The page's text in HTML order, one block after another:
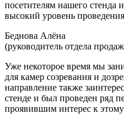
посетителям нашего стенда
высокий уровень
Беднова Алёна
(руководитель отдела
Уже некоторое время мы
для камер созревания и
направление также
стенде и был проведен ряд
проявившим интерес к